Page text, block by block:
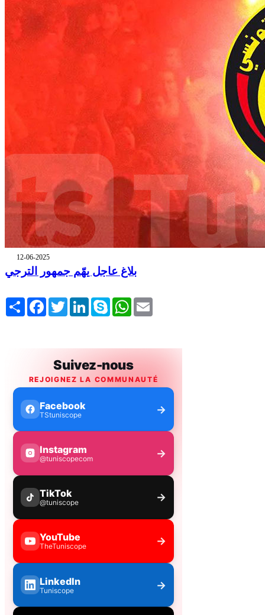
12-06-2025
بلاغ عاجل يهّم جمهور الترجي
Share FacebookTwitterLinkedInSkype WhatsApp